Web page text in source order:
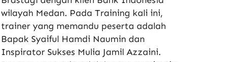
wilayah Medan. Pada Training kali ini,
trainer yang memandu peserta adalah
Bapak Syaiful Hamdi Naumin dan
Inspirator Sukses Mulia Jamil Azzaini.